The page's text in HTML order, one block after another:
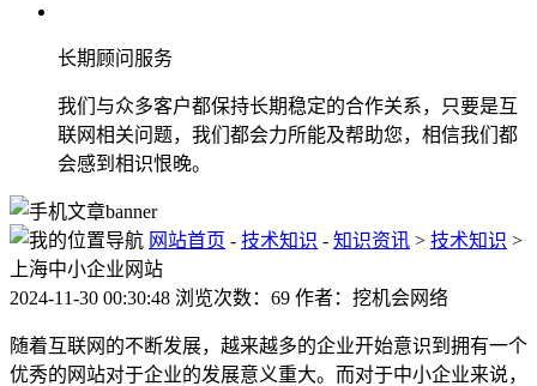
长期顾问服务
我们与众多客户都保持长期稳定的合作关系，只要是互
联网相关问题，我们都会力所能及帮助您，相信我们都
会感到相识恨晚。
网站首页 - 技术知识 - 知识资讯 > 技术知识 >
上海中小企业网站
2024-11-30 00:30:48 浏览次数：69 作者：挖机会网络
随着互联网的不断发展，越来越多的企业开始意识到拥有一个
优秀的网站对于企业的发展意义重大。而对于中小企业来说，